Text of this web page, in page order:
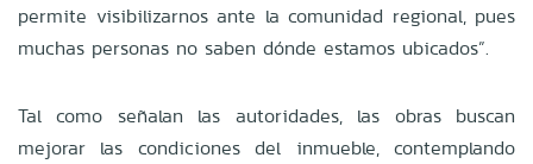
permite visibilizarnos ante la comunidad regional, pues
muchas personas no saben dónde estamos ubicados”.
Tal como señalan las autoridades, las obras buscan
mejorar las condiciones del inmueble, contemplando